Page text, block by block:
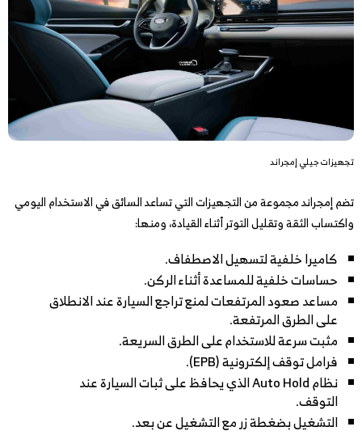
تجهيزات جيلي إمجراند
تضم إمجراند مجموعة من التجهيزات التي تساعد السائق في الاستخدام اليومي
واكتساب الثقة وتقليل التوتر أثناء القيادة، ومنها:
كاميرا خلفية لتسهيل الاصطفاف.
حساسات خلفية للمساعدة أثناء الركن.
مساعد صعود المرتفعات لمنع تراجع السيارة عند الانطلاق
على الطرق المرتفعة.
مثبت سرعة للاستخدام على الطرق السريعة.
فرامل توقف إلكترونية (EPB).
نظام Auto Hold الذي يحافظ على ثبات السيارة عند
التوقف.
التشغيل بضغطة زر مع التشغيل عن بعد.